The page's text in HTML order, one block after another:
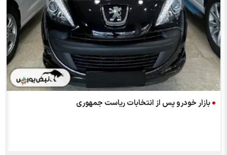
بازار خودرو پس از انتخابات ریاست جمهوری